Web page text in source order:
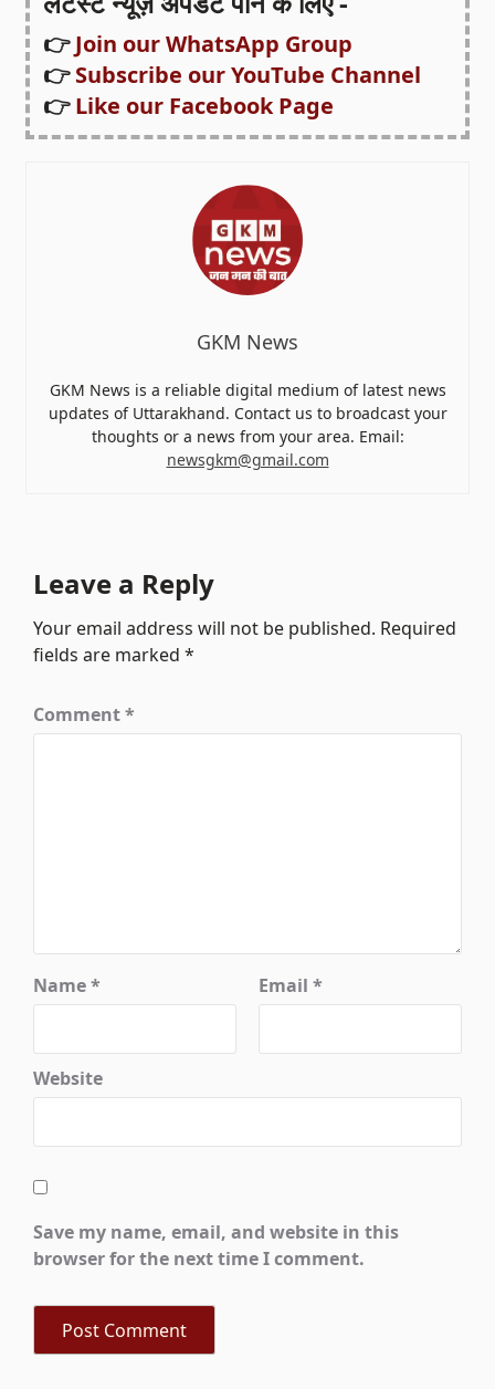
👉Join our WhatsApp Group
👉Subscribe our YouTube Channel
👉Like our Facebook Page
GKM News
GKM News is a reliable digital medium of latest news
updates of Uttarakhand. Contact us to broadcast your
thoughts or a news from your area. Email:
newsgkm@gmail.com
Leave a Reply
Your email address will not be published. Required
fields are marked*
Comment*
Name* Email *
Website
Save my name, email, and website in this
browser for the next time I comment.